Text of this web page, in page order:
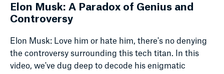
Elon Musk: A Paradox of Genius and
Controversy
Elon Musk: Love him or hate him, there's no denying
the controversy surrounding this tech titan. In this
video, we've dug deep to decode his enigmatic